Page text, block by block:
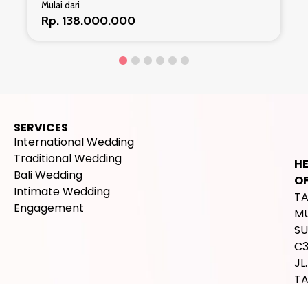
Mulai dari
Rp. 138.000.000
SERVICES
International Wedding
Traditional Wedding
Bali Wedding
Intimate Wedding
Engagement
JL.